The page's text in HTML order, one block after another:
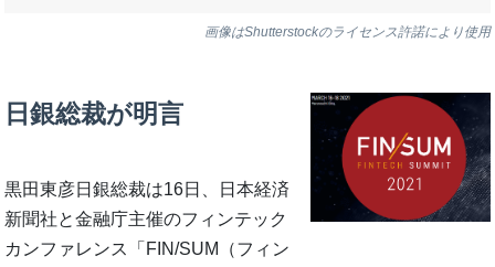
画像はShutterstockのライセンス許諾により使用
日銀総裁が明言
黒田東彦日銀総裁は16日、日本経済
新聞社と金融庁主催のフィンテック
カンファレンス「FIN/SUM（フィン